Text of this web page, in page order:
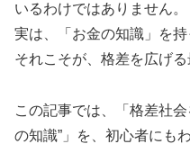
いるわけではありません。
実は、「お金の知識」を
それこそが、格差を広げる
この記事では、「格差社
の知識”」を、初心者にも